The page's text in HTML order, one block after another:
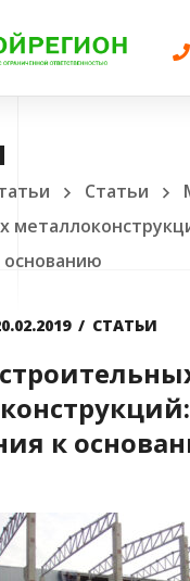
Статьи
основанию
СТАТЬИ
к